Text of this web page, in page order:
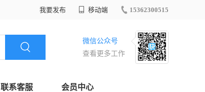
我要发布 移动端 15362300515
微信公众号
查看更多工作
联系客服 会员中心